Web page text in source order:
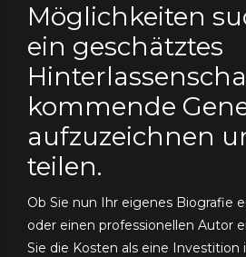
Möglichkeiten
ein geschätztes
kommende
aufzuzeichnen
teilen.
Ob Sie nun Ihr eigenes Biografie
oder einen professionellen Autor
Sie die Kosten als eine Investition